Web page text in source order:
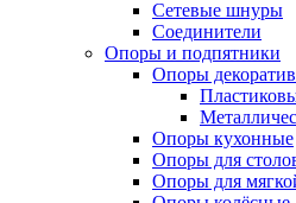
Сетевые шнуры
Соединители
Опоры и подпятники
Опоры
Опоры кухонные
Опоры для
Опоры для